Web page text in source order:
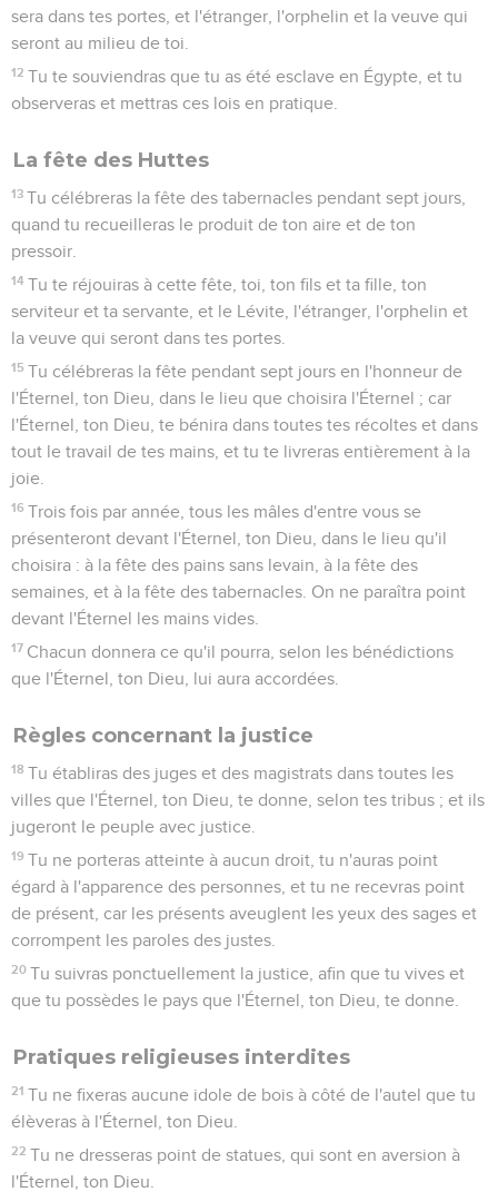
sera dans tes portes, et l'étranger, l'orphelin et la veuve qui
seront au milieu de toi.
12 Tu te souviendras que tu as été esclave en Égypte, et tu
observeras et mettras ces lois en pratique.
La fête des Huttes
13 Tu célébreras la fête des tabernacles pendant sept jours,
quand tu recueilleras le produit de ton aire et de ton
pressoir.
14 Tu te réjouiras à cette fête, toi, ton fils et ta fille, ton
serviteur et ta servante, et le Lévite, l'étranger, l'orphelin et
la veuve qui seront dans tes portes.
15 Tu célébreras la fête pendant sept jours en l'honneur de
l'Éternel, ton Dieu, dans le lieu que choisira l'Éternel ; car
l'Éternel, ton Dieu, te bénira dans toutes tes récoltes et dans
tout le travail de tes mains, et tu te livreras entièrement à la
joie.
16 Trois fois par année, tous les mâles d'entre vous se
présenteront devant l'Éternel, ton Dieu, dans le lieu qu'il
choisira : à la fête des pains sans levain, à la fête des
semaines, et à la fête des tabernacles. On ne paraîtra point
devant l'Éternel les mains vides.
17 Chacun donnera ce qu'il pourra, selon les bénédictions
que l'Éternel, ton Dieu, lui aura accordées.
Règles concernant la justice
18 Tu établiras des juges et des magistrats dans toutes les
villes que l'Éternel, ton Dieu, te donne, selon tes tribus ; et ils
jugeront le peuple avec justice.
19 Tu ne porteras atteinte à aucun droit, tu n'auras point
égard à l'apparence des personnes, et tu ne recevras point
de présent, car les présents aveuglent les yeux des sages et
corrompent les paroles des justes.
20 Tu suivras ponctuellement la justice, afin que tu vives et
que tu possèdes le pays que l'Éternel, ton Dieu, te donne.
Pratiques religieuses interdites
21 Tu ne fixeras aucune idole de bois à côté de l'autel que tu
élèveras à l'Éternel, ton Dieu.
22 Tu ne dresseras point de statues, qui sont en aversion à
l'Éternel, ton Dieu.